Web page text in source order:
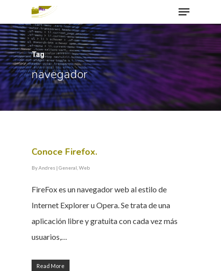
Hit enter to search or ESC to close
Tag
navegador
Conoce Firefox.
ByAndres | General Web
FireFox es un navegador web al estilo de
Internet Explorer u Opera. Se trata de una
aplicación libre y gratuita con cada vez más
usuarios,…
Read More